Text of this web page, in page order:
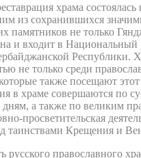
храма
из сохранившихся
памятников не только
и входит в Национальный
Республики.
не только среди
также посещают
в храме совершаются по
а также по великим
просветительская
таинствами Крещения и
русского православного